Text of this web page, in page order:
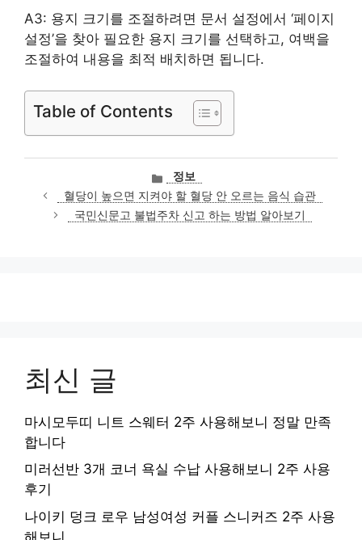
A3: 용지 크기를 조절하려면 문서 설정에서 ‘페이지
설정’을 찾아 필요한 용지 크기를 선택하고, 여백을
조절하여 내용을 최적 배치하면 됩니다.
Table of Contents
카
테
고
리
정보
혈당이 높으면 지켜야 할 혈당 안 오르는 음식 습관
국민신문고 불법주차 신고 하는 방법 알아보기
최신 글
마시모두띠 니트 스웨터 2주 사용해보니 정말 만족
합니다
미러선반 3개 코너 욕실 수납 사용해보니 2주 사용
후기
나이키 덩크 로우 남성여성 커플 스니커즈 2주 사용
해보니